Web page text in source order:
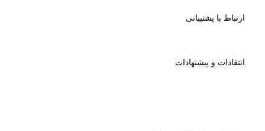
ارتباط با پشتیبانی
انتقادات و پیشنهادات